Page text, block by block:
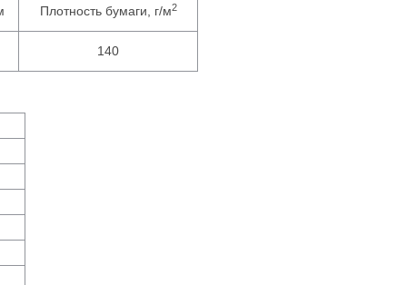
Плотность бумаги, г/м2
140